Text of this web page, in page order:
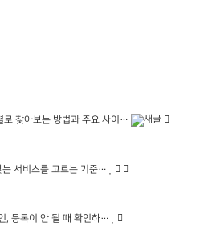
로 찾아보는 방법과 주요 사이…
는 서비스를 고르는 기준…
, 등록이 안 될 때 확인하…